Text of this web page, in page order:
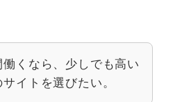
働くなら、少しでも高い
イトを選びたい。